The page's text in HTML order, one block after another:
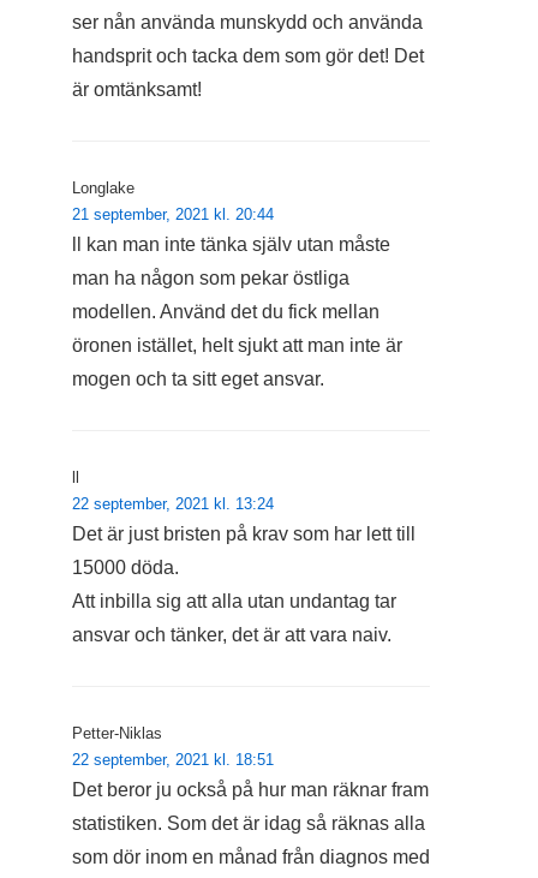
ser nån använda munskydd och använda
handsprit och tacka dem som gör det! Det
är omtänksamt!
Longlake
21 september, 2021 kl. 20:44
ll kan man inte tänka själv utan måste
man ha någon som pekar östliga
modellen. Använd det du fick mellan
öronen istället, helt sjukt att man inte är
mogen och ta sitt eget ansvar.
ll
22 september, 2021 kl. 13:24
Det är just bristen på krav som har lett till
15000 döda.
Att inbilla sig att alla utan undantag tar
ansvar och tänker, det är att vara naiv.
Petter-Niklas
22 september, 2021 kl. 18:51
Det beror ju också på hur man räknar fram
statistiken. Som det är idag så räknas alla
som dör inom en månad från diagnos med